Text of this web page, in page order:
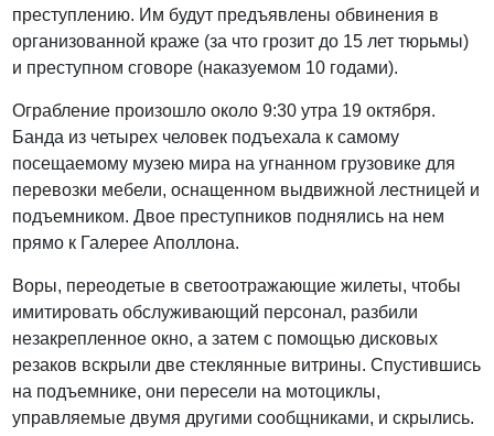
преступлению. Им будут предъявлены обвинения в
организованной краже (за что грозит до 15 лет тюрьмы)
и преступном сговоре (наказуемом 10 годами).
Ограбление произошло около 9:30 утра 19 октября.
Банда из четырех человек подъехала к самому
посещаемому музею мира на угнанном грузовике для
перевозки мебели, оснащенном выдвижной лестницей и
подъемником. Двое преступников поднялись на нем
прямо к Галерее Аполлона.
Воры, переодетые в светоотражающие жилеты, чтобы
имитировать обслуживающий персонал, разбили
незакрепленное окно, а затем с помощью дисковых
резаков вскрыли две стеклянные витрины. Спустившись
на подъемнике, они пересели на мотоциклы,
управляемые двумя другими сообщниками, и скрылись.